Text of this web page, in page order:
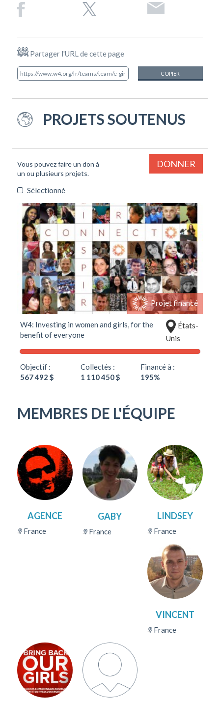
Partager l'URL de cette page
COPIER
PROJETS SOUTENUS
Vous pouvez faire un don à
un ou plusieurs projets.
DONNER
Sélectionné
Projet financé
W4: Investing in women and girls, for the
benefit of everyone
États-
Unis
Objectif :
567 492 $
Collectés :
1 110 450 $
Financé à :
195%
MEMBRES DE L'ÉQUIPE
AGENCE
France
GABY
France
LINDSEY
France
VINCENT
France